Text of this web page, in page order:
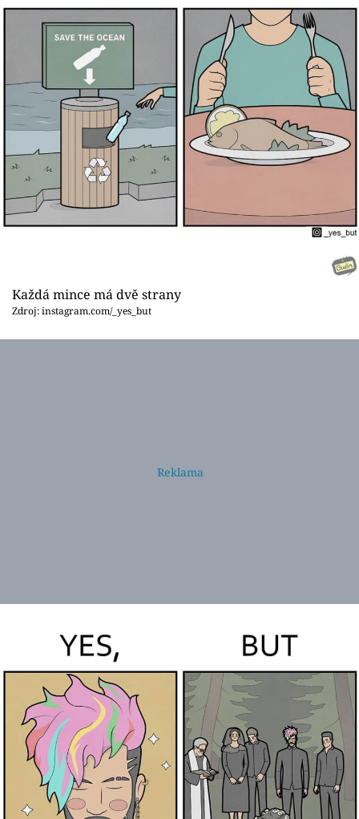
Každá mince má dvě strany
Zdroj: instagram.com/_yes_but